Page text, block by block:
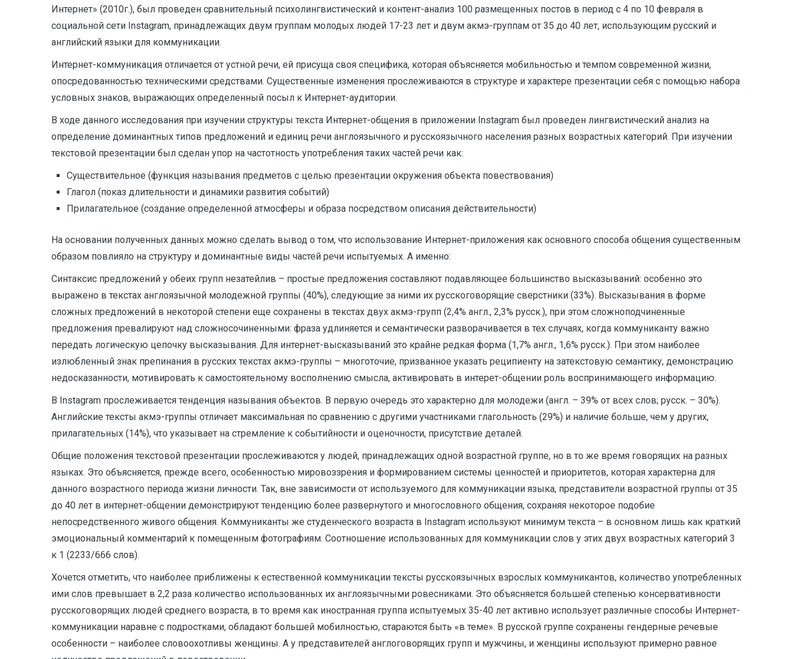
Интернет» (2010г.), был проведен сравнительный психолингвистический и контент-анализ 100 размещенных постов в период с 4 по 10 февраля в
социальной сети Instagram, принадлежащих двум группам молодых людей 17-23 лет и двум акмэ-группам от 35 до 40 лет, использующим русский и
английский языки для коммуникации.
Интернет-коммуникация отличается от устной речи, ей присуща своя специфика, которая объясняется мобильностью и темпом современной жизни,
опосредованностью техническими средствами. Существенные изменения прослеживаются в структуре и характере презентации себя с помощью набора
условных знаков, выражающих определенный посыл к Интернет-аудитории.
В ходе данного исследования при изучении структуры текста Интернет-общения в приложении Instagram был проведен лингвистический анализ на
определение доминантных типов предложений и единиц речи англоязычного и русскоязычного населения разных возрастных категорий. При изучении
текстовой презентации был сделан упор на частотность употребления таких частей речи как:
Существительное (функция называния предметов с целью презентации окружения объекта повествования)
Глагол (показ длительности и динамики развития событий)
Прилагательное (создание определенной атмосферы и образа посредством описания действительности)
На основании полученных данных можно сделать вывод о том, что использование Интернет-приложения как основного способа общения существенным
образом повлияло на структуру и доминантные виды частей речи испытуемых. А именно:
Синтаксис предложений у обеих групп незатейлив – простые предложения составляют подавляющее большинство высказываний: особенно это
выражено в текстах англоязычной молодежной группы (40%), следующие за ними их русскоговорящие сверстники (33%). Высказывания в форме
сложных предложений в некоторой степени еще сохранены в текстах двух акмэ-групп (2,4% англ., 2,3% русск.), при этом сложноподчиненные
предложения превалируют над сложносочиненными: фраза удлиняется и семантически разворачивается в тех случаях, когда коммуниканту важно
передать логическую цепочку высказывания. Для интернет-высказываний это крайне редкая форма (1,7% англ., 1,6% русск.). При этом наиболее
излюбленный знак препинания в русских текстах акмэ-группы – многоточие, призванное указать реципиенту на затекстовую семантику, демонстрацию
недосказанности, мотивировать к самостоятельному восполнению смысла, активировать в интерет-общении роль воспринимающего информацию.
В Instagram прослеживается тенденция называния объектов. В первую очередь это характерно для молодежи (англ. – 39% от всех слов; русск. – 30%).
Английские тексты акмэ-группы отличает максимальная по сравнению с другими участниками глагольность (29%) и наличие больше, чем у других,
прилагательных (14%), что указывает на стремление к событийности и оценочности, присутствие деталей.
Общие положения текстовой презентации прослеживаются у людей, принадлежащих одной возрастной группе, но в то же время говорящих на разных
языках. Это объясняется, прежде всего, особенностью мировоззрения и формированием системы ценностей и приоритетов, которая характерна для
данного возрастного периода жизни личности. Так, вне зависимости от используемого для коммуникации языка, представители возрастной группы от 35
до 40 лет в интернет-общении демонстрируют тенденцию более развернутого и многословного общения, сохраняя некоторое подобие
непосредственного живого общения. Коммуниканты же студенческого возраста в Instagram используют минимум текста – в основном лишь как краткий
эмоциональный комментарий к помещенным фотографиям. Соотношение использованных для коммуникации слов у этих двух возрастных категорий 3
к 1 (2233/666 слов).
Хочется отметить, что наиболее приближены к естественной коммуникации тексты русскоязычных взрослых коммуникантов, количество употребленных
ими слов превышает в 2,2 раза количество использованных их англоязычными ровесниками. Это объясняется большей степенью консервативности
русскоговорящих людей среднего возраста, в то время как иностранная группа испытуемых 35-40 лет активно использует различные способы Интернет-
коммуникации наравне с подростками, обладают большей мобилностью, стараются быть «в теме». В русской группе сохранены гендерные речевые
особенности – наиболее словоохотливы женщины. А у представителей англоговорящих групп и мужчины, и женщины используют примерно равное